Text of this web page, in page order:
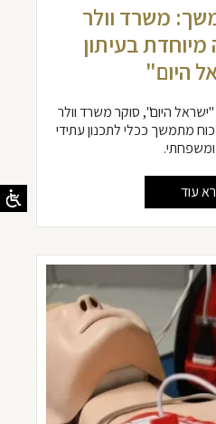
משרד וולר
בעיתון
היום"
היום", סוקר משרד וולר
כוח מתמשך ככלי לתכנון עתידי
עוד